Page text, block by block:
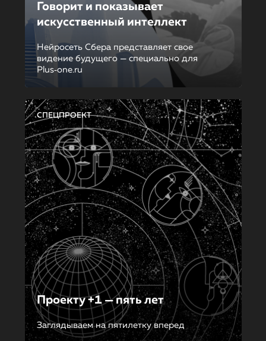
Говорит и показывает
искусственный интеллект
Нейросеть Сбера представляет свое
видение будущего — специально для
Plus‑one.ru
СПЕЦПРОЕКТ
Проекту +1 — пять лет
Заглядываем на пятилетку вперед